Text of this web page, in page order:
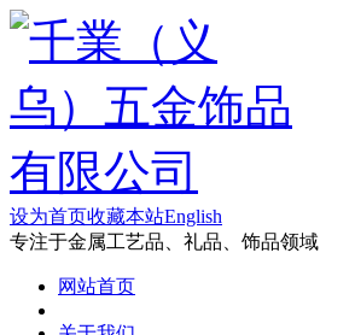
设为首页收藏本站English
专注于金属工艺品、礼品、饰品领域
网站首页